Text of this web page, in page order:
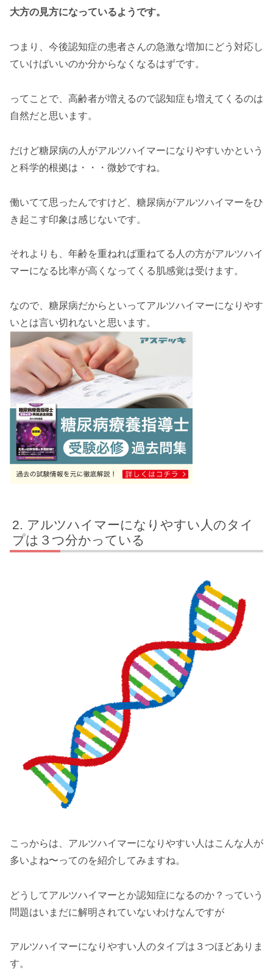
大方の見方になっているようです。
つまり、今後認知症の患者さんの急激な増加にどう対応し
ていけばいいのか分からなくなるはずです。
ってことで、高齢者が増えるので認知症も増えてくるのは
自然だと思います。
だけど糖尿病の人がアルツハイマーになりやすいかという
と科学的根拠は・・・微妙ですね。
働いてて思ったんですけど、糖尿病がアルツハイマーをひ
き起こす印象は感じないです。
それよりも、年齢を重ねれば重ねてる人の方がアルツハイ
マーになる比率が高くなってくる肌感覚は受けます。
なので、糖尿病だからといってアルツハイマーになりやす
いとは言い切れないと思います。
アルツハイマーになりやすい人のタイ
プは３つ分かっている
こっからは、アルツハイマーになりやすい人はこんな人が
多いよね〜ってのを紹介してみますね。
どうしてアルツハイマーとか認知症になるのか？っていう
問題はいまだに解明されていないわけなんですが
アルツハイマーになりやすい人のタイプは３つほどありま
す。